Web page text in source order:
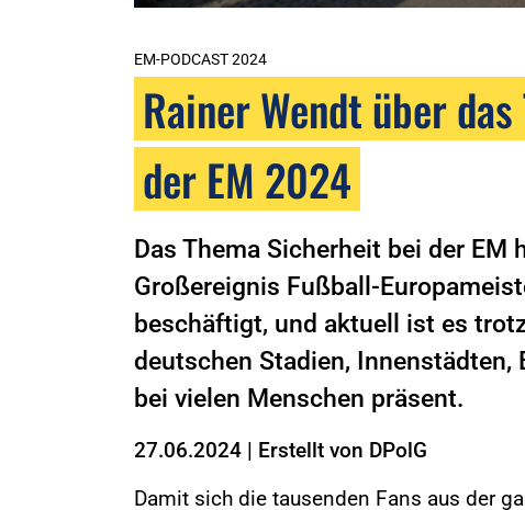
EM-PODCAST 2024
Rainer Wendt über
der EM 2024
Das Thema Sicherheit bei der EM
Großereignis Fußball-
beschäftigt, und aktuell ist es
deutschen Stadien,
bei vielen Menschen präsent.
27.06.2024 | Erstellt von DPolG
Damit sich die tausenden Fans aus der